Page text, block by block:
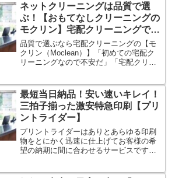
ネットクリーニングは品質で選
ぶ！【おもてなしクリーニングの
モクリン】宅配クリーニングで失
敗したくない方へ！
品質で選ぶなら宅配クリーニングの【モ
クリン（Moclean）】「初めての宅配ク
リーニングなので不安だ」「宅配クリー
るところに預けたい」→業界最多級のク
リーニング師在籍の品質重視なクリーニ
ングは宅配クリーニングのモクリンへ！
最短当日納品！安い速いキレイ！
三拍子揃った激安特急印刷【プリ
ントライダー】
プリントライダーはありとあらゆる印刷
物をとにかく迅速に仕上げてお客様の希
望の納期に間に合わせるサービスです。